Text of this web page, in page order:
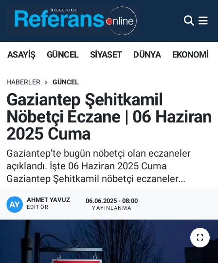
ASAYİŞ GÜNCEL SİYASET DÜNYA EKONOMİ
HABERLER GÜNCEL
Gaziantep Şehitkamil
Nöbetçi Eczane | 06 Haziran
2025 Cuma
Gaziantep’te bugün nöbetçi olan eczaneler
açıklandı. İşte 06 Haziran 2025 Cuma
Gaziantep Şehitkamil nöbetçi eczaneler...
AHMET YAVUZ
EDITÖR
06.06.2025 - 08:00
YAYINLANMA